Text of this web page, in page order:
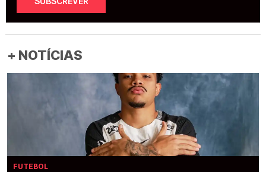
+ NOTÍCIAS
FUTEBOL